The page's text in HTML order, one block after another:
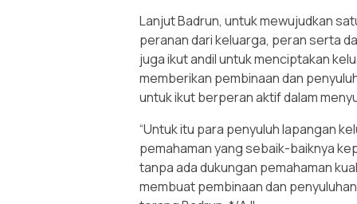
Lanjut Badrun, untuk mewujudkan
peranan dari keluarga, peran serta
juga ikut andil untuk menciptakan
memberikan pembinaan dan
untuk ikut berperan aktif dalam
“Untuk itu para penyuluh lapangan
pemahaman yang sebaik-baiknya
tanpa ada dukungan pemahaman
membuat pembinaan dan